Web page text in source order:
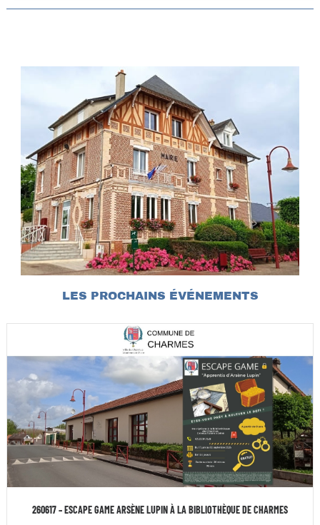
LES PROCHAINS ÉVÉNEMENTS
260617 – ESCAPE GAME ARSÈNE LUPIN À LA BIBLIOTHÈQUE DE CHARMES